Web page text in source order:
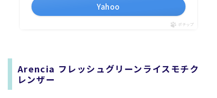
Yahoo
ポチップ
Arencia フレッシュグリーンライスモチク
レンザー